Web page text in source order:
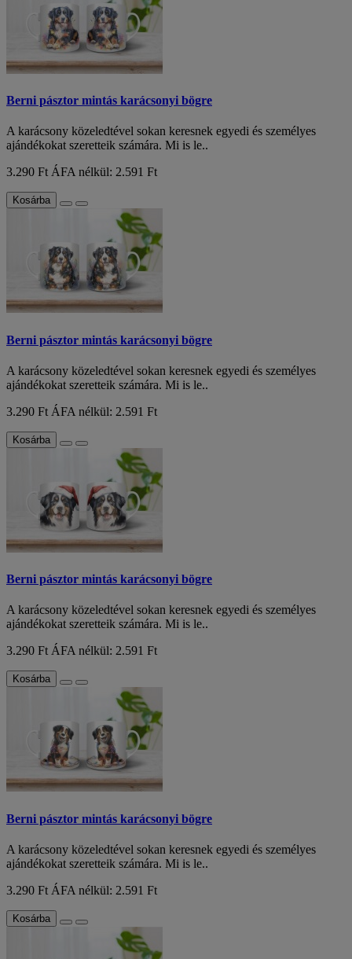
Berni pásztor mintás karácsonyi bögre
A karácsony közeledtével sokan keresnek egyedi és személyes
ajándékokat szeretteik számára. Mi is le..
3.290 Ft ÁFA nélkül: 2.591 Ft
Kosárba
Berni pásztor mintás karácsonyi bögre
A karácsony közeledtével sokan keresnek egyedi és személyes
ajándékokat szeretteik számára. Mi is le..
3.290 Ft ÁFA nélkül: 2.591 Ft
Kosárba
Berni pásztor mintás karácsonyi bögre
A karácsony közeledtével sokan keresnek egyedi és személyes
ajándékokat szeretteik számára. Mi is le..
3.290 FtÁFA nélkül: 2.591 Ft
Kosárba
Berni pásztor mintás karácsonyi bögre
A karácsony közeledtével sokan keresnek egyedi és személyes
ajándékokat szeretteik számára. Mi is le..
3.290 Ft ÁFA nélkül: 2.591 Ft
Kosárba